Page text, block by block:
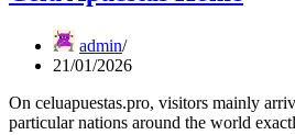
admin
21/01/2026
On celuapuestas.pro, visitors mainly
particular nations around the world